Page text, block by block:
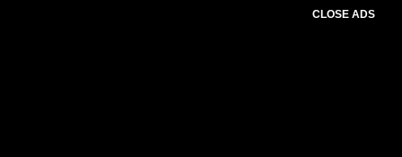
CLOSE ADS